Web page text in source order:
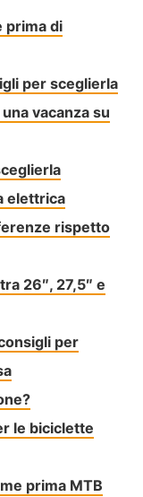
prima di
per sceglierla
vacanza su
elettrica
rispetto
26″, 27,5″ e
per
le biciclette
prima MTB